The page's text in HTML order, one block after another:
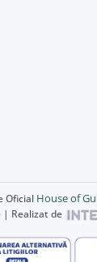
Oficial House of
Realizat de